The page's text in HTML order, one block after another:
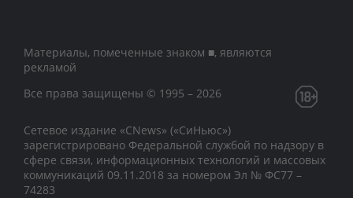
Материалы, помеченные знаком ■, являются
рекламой
Все права защищены © 1995 – 2026
Сетевое издание «CNews» («СиНьюс»)
зарегистрировано Федеральной службой по надзору в
сфере связи, информационных технологий и массовых
коммуникаций 09.11.2018 за номером Эл № ФС77 –
74283